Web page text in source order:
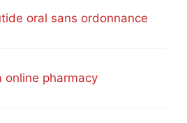
oral sans ordonnance
online pharmacy